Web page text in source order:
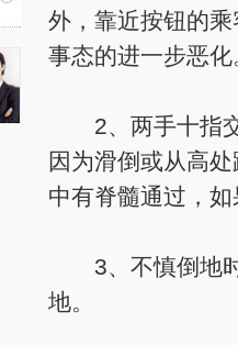
外，靠近按钮的
事态的进一步恶化
2、两手十指交
因为滑倒或从高
中有脊髓通过，
3、不慎倒地时
地。